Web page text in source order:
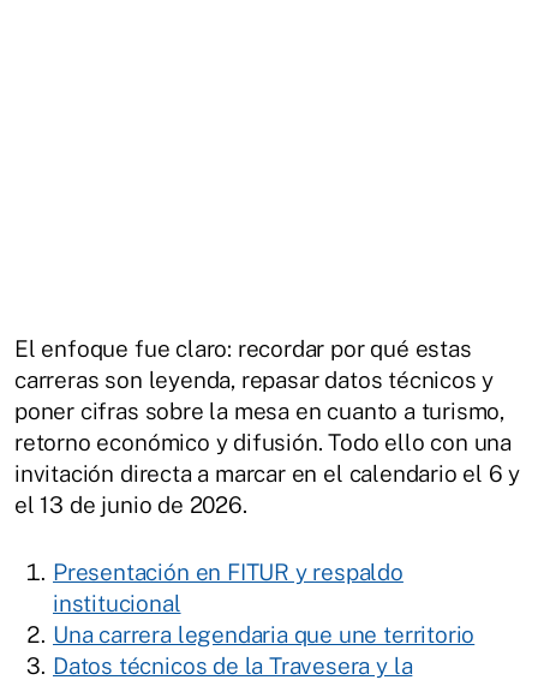
El enfoque fue claro: recordar por qué estas
carreras son leyenda, repasar datos técnicos y
poner cifras sobre la mesa en cuanto a turismo,
retorno económico y difusión. Todo ello con una
invitación directa a marcar en el calendario el 6 y
el 13 de junio de 2026.
Presentación en FITUR y respaldo
institucional
Una carrera legendaria que une territorio
Datos técnicos de la Travesera y la